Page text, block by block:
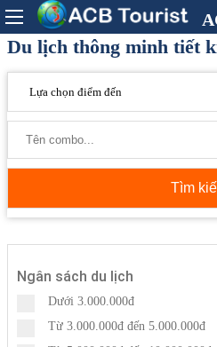
Du lịch thông minh tiết
Tìm
Ngân sách du lịch
Dưới 3.000.000đ
Từ 3.000.000đ đến 5.000.000đ